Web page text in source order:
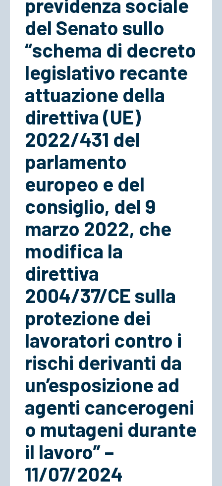
previdenza sociale
del Senato sullo
“schema di decreto
legislativo recante
attuazione della
direttiva (UE)
2022/431 del
parlamento
europeo e del
consiglio, del 9
marzo 2022, che
modifica la
direttiva
2004/37/CE sulla
protezione dei
lavoratori contro i
rischi derivanti da
un’esposizione ad
agenti cancerogeni
o mutageni durante
il lavoro” –
11/07/2024